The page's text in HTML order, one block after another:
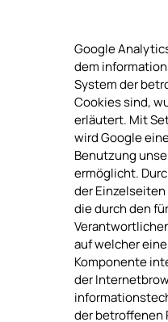
Google
dem
System der
Cookies sind,
erläutert. Mit
wird Google
Benutzung
ermöglicht.
der
die durch den
auf welcher
Komponente
der
der betroffenen